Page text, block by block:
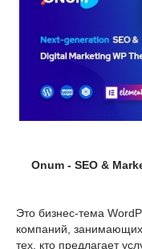
Onum - SEO &
Это бизнес-тема
компаний,
тех, кто предлагает